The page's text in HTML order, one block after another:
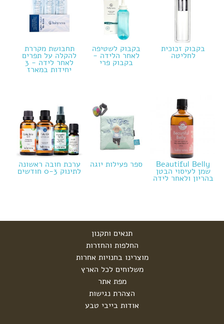
בקבוק זכוכית
לחליטה
בקבוק לשטיפה
לאחר הלידה -
בקבוק פרי
תחבושת מקררת
להקלה על תפרים
לאחר לידה - 3
יחידות במארז
Beautiful Belly
שמן לעיסוי הבטן
בהריון ולאחר לידה
ספר פעילות יוגה ערכת חובה ראשונה
לתינוק 0-3 חודשים
תנאים ותקנון
החלפות והחזרות
מוצרינו בחנויות אחרות
משלוחים לכל הארץ
מפת אתר
הצהרת נגישות
אודות בייבי טבע